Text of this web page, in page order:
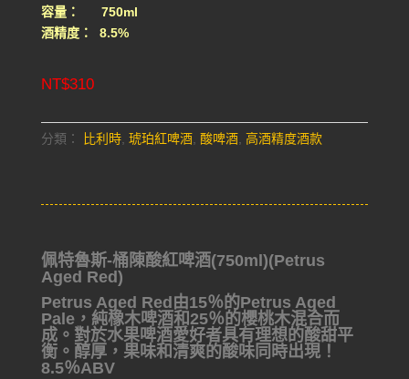
容量： 750ml
酒精度： 8.5%
NT$310
分類： 比利時, 琥珀紅啤酒, 酸啤酒, 高酒精度酒款
佩特魯斯-桶陳酸紅啤酒(750ml)(Petrus
Aged Red)
Petrus Aged Red由15％的Petrus Aged
Pale，純橡木啤酒和25％的櫻桃木混合而
成。對於水果啤酒愛好者具有理想的酸甜平
衡。醇厚，果味和清爽的酸味同時出現！
8.5％ABV